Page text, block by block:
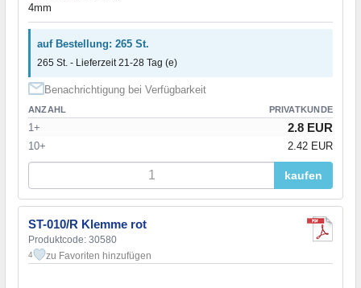
4mm
auf Bestellung: 265 St.
265 St. - Lieferzeit 21-28 Tag (e)
Benachrichtigung bei Verfügbarkeit
ANZAHL PRIVATKUNDE
1+ 2.8 EUR
10+ 2.42 EUR
kaufen
ST-010/R Klemme rot
Produktcode: 30580
4 zu Favoriten hinzufügen